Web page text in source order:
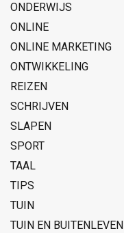
ONDERWIJS
ONLINE
ONLINE MARKETING
ONTWIKKELING
REIZEN
SCHRIJVEN
SLAPEN
SPORT
TAAL
TIPS
TUIN
TUIN EN BUITENLEVEN